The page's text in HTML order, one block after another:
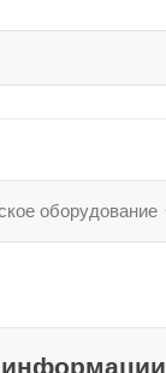
оборудование